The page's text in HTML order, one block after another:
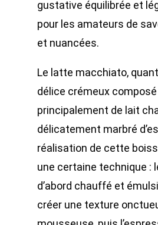
gustative équilibrée et
pour les amateurs de
et nuancées.
Le latte macchiato,
délice crémeux composé
principalement de lait
délicatement marbré
réalisation de cette
une certaine technique :
d’abord chauffé et
créer une texture